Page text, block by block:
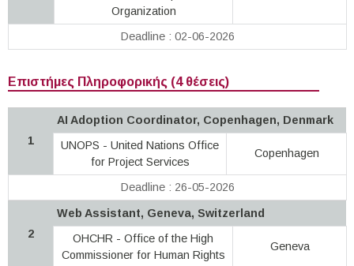
Organization
Deadline : 02-06-2026
Επιστήμες Πληροφορικής (4 θέσεις)
1
AI Adoption Coordinator, Copenhagen, Denmark
UNOPS - United Nations Office
for Project Services
Copenhagen
Deadline : 26-05-2026
2
Web Assistant, Geneva, Switzerland
OHCHR - Office of the High
Commissioner for Human Rights
Geneva